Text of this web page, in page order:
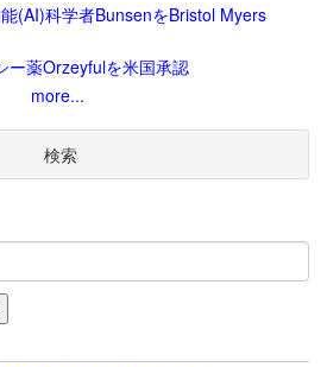
(AI)科学者BunsenをBristol Myers
ー薬Orzeyfulを米国承認
more...
検索